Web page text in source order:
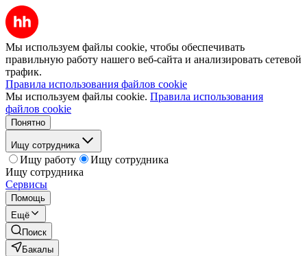
Мы используем файлы cookie, чтобы обеспечивать
правильную работу нашего веб-сайта и анализировать сетевой
трафик.
Правила использования файлов cookie
Мы используем файлы cookie. Правила использования
файлов cookie
Понятно
Ищу сотрудника
Ищу работу
Ищу сотрудника
Ищу сотрудника
Сервисы
Помощь
Ещё
Поиск
Бакалы